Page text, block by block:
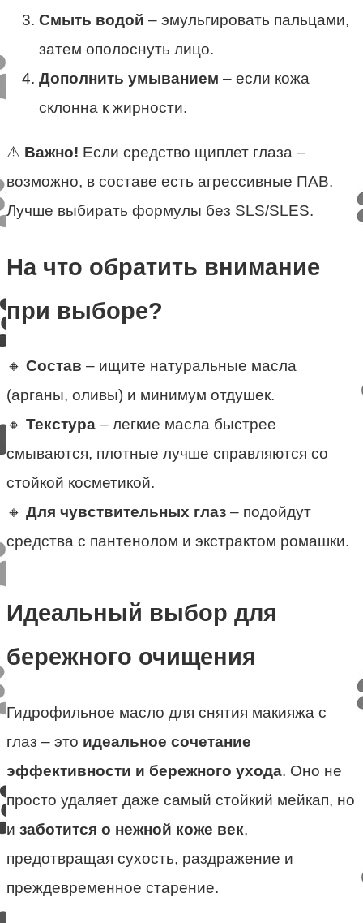
Смыть водой – эмульгировать пальцами,
затем ополоснуть лицо.
Дополнить умыванием – если кожа
склонна к жирности.
⚠ Важно! Если средство щиплет глаза –
возможно, в составе есть агрессивные ПАВ.
Лучше выбирать формулы без SLS/SLES.
На что обратить внимание
при выборе?
🔸 Состав – ищите натуральные масла
(арганы, оливы) и минимум отдушек.
🔸 Текстура – легкие масла быстрее
смываются, плотные лучше справляются со
стойкой косметикой.
🔸 Для чувствительных глаз – подойдут
средства с пантенолом и экстрактом ромашки.
Идеальный выбор для
бережного очищения
Гидрофильное масло для снятия макияжа с
глаз – это идеальное сочетание
эффективности и бережного ухода. Оно не
просто удаляет даже самый стойкий мейкап, но
и заботится о нежной коже век,
предотвращая сухость, раздражение и
преждевременное старение.